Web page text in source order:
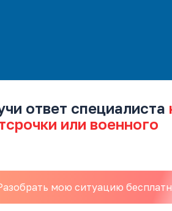
ответ специалиста
или военного